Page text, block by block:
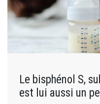
Le bisphénol S,
est lui aussi un